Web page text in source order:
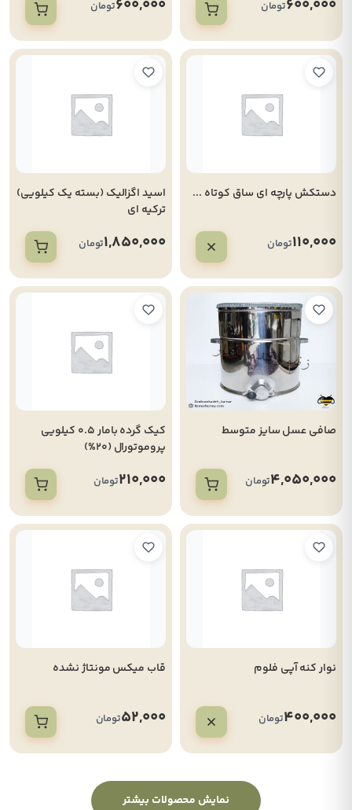
600,000تومان 600,000تومان
دستکش پارچه ای ساق کوتاه ...
110,000تومان
اسید اگزالیک (بسته یک کیلویی)
ترکیه ای
1,850,000تومان
صافی عسل سایز متوسط
4,050,000تومان
کیک گرده بامار 0.5 کیلویی
پروموتورال (20%)
210,000تومان
نوار کنه آپی فلوم
400,000تومان
قاب میکس مونتاژ نشده
52,000تومان
نمایش محصولات بیشتر